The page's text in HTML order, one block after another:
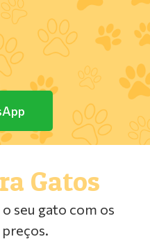
Gatos
seu gato com os